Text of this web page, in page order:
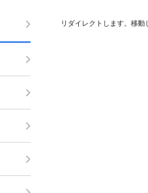
リダイレクトします。移動